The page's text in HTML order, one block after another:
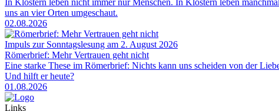
uns an vier Orten umgeschaut.
02.08.2026
Impuls zur Sonntagslesung am 2. August 2026
Römerbrief: Mehr Vertrauen geht nicht
Eine starke These im Römerbrief: Nichts kann uns scheiden von der
Und hilft er heute?
01.08.2026
Links